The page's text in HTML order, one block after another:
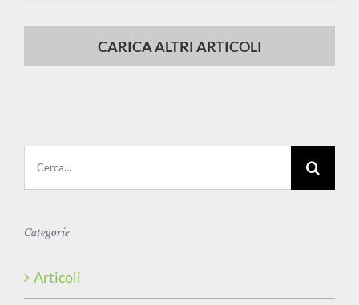
CARICA ALTRI ARTICOLI
Categorie
Articoli